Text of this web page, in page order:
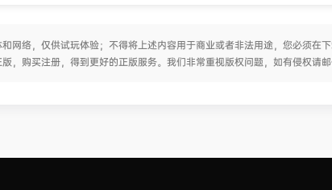
网络，仅供试玩体验；不得将上述内容用于商业或者非法用途，您必须在
，购买注册，得到更好的正版服务。我们非常重视版权问题，如有侵权请